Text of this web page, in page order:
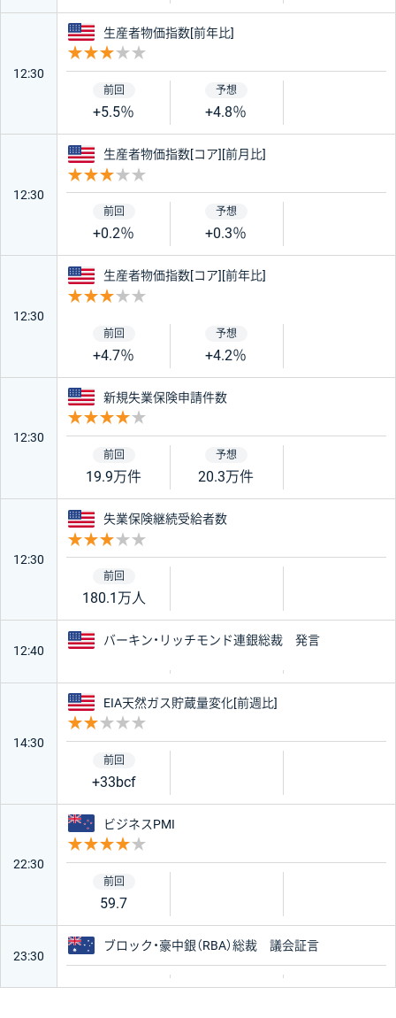
12:30
アメリカ
生産者物価指数[前年比]
+5.5％ +4.8％
12:30
アメリカ
生産者物価指数[コア][前月比]
+0.2％ +0.3％
12:30
アメリカ
生産者物価指数[コア][前年比]
+4.7％ +4.2％
12:30
アメリカ
新規失業保険申請件数
19.9万件 20.3万件
12:30
アメリカ
失業保険継続受給者数
180.1万人
12:40
アメリカ
バーキン・リッチモンド連銀総裁 発言
14:30
アメリカ
EIA天然ガス貯蔵量変化[前週比]
+33bcf
22:30
ニュージーランド
ビジネスPMI
59.7
23:30
オーストラリア
ブロック・豪中銀（RBA）総裁 議会証言